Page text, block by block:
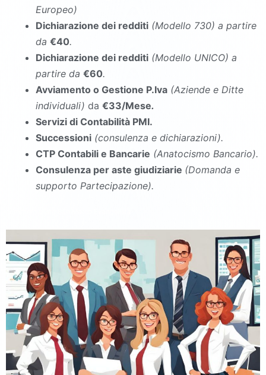
Europeo)
Dichiarazione dei redditi (Modello 730) a partire
da €40.
Dichiarazione dei redditi (Modello UNICO) a
partire da €60.
Avviamento o Gestione P.Iva (Aziende e Ditte
individuali) da €33/Mese.
Servizi di Contabilità PMI.
Successioni (consulenza e dichiarazioni).
CTP Contabili e Bancarie (Anatocismo Bancario).
Consulenza per aste giudiziarie (Domanda e
supporto Partecipazione).